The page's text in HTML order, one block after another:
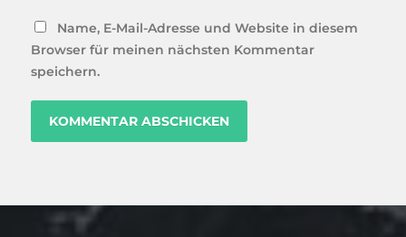
Name, E-Mail-Adresse und Website in diesem
Browser für meinen nächsten Kommentar
speichern.